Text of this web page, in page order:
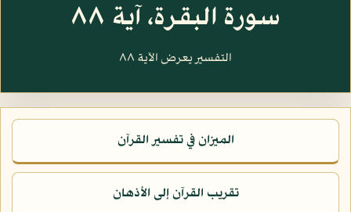
سورة البقرة، آية ٨٨
التفسير يعرض الآية ٨٨
الميزان في تفسير القرآن
تقريب القرآن إلى الأذهان